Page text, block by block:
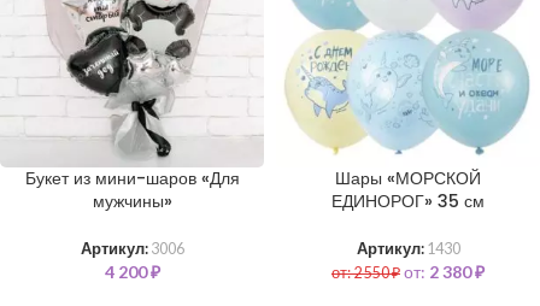
Букет из мини-шаров «Для
мужчины»
Артикул: 3006
4 200₽
Шары «МОРСКОЙ
ЕДИНОРОГ» 35 см
Артикул: 1430
от:2 550₽ от: 2 380₽